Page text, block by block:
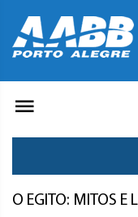
O EGITO: MITOS E